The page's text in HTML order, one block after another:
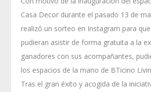
Casa Decor durante el pasado 13 de
realizó un sorteo en Instagram para
pudieran asistir de forma gratuita a la
ganadores con sus acompañantes,
los espacios de la mano de BTicino
Tras el gran éxito y acogida de la